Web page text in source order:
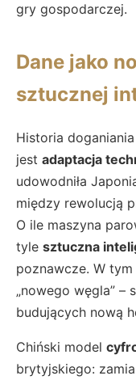
gry gospodarczej.
Dane jako
sztucznej
Historia
jest adaptacja
udowodniła
między rewolucją
O ile maszyna
tyle sztuczna
poznawcze. W tym
„nowego węgla” –
budujących nową
Chiński model
brytyjskiego: